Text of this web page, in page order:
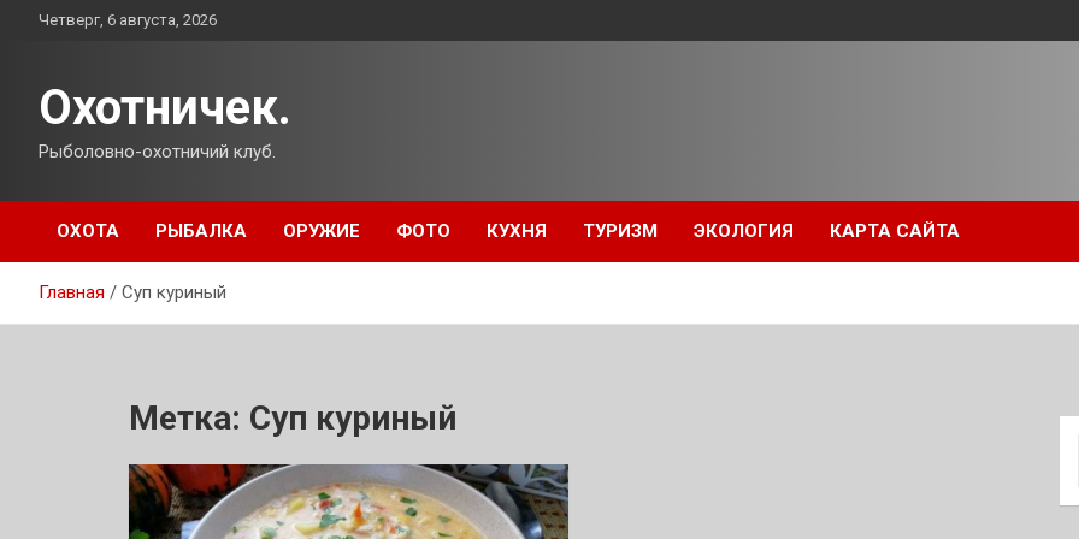
ПерейтиЧетверг, 6 августа, 2026
Охотничек.
Рыболовно-охотничий клуб.
ОХОТА РЫБАЛКА ОРУЖИЕ ФОТО КУХНЯ ТУРИЗМ ЭКОЛОГИЯ КАРТА САЙТА
Главная Суп куриный
Метка: Суп куриный